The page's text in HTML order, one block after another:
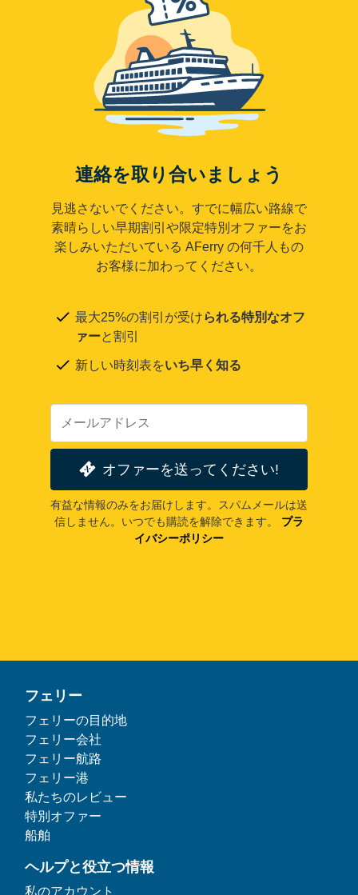
連絡を取り合いましょう
見逃さないでください。すでに幅広い路線で
素晴らしい早期割引や限定特別オファーをお
楽しみいただいている AFerry の何千人もの
お客様に加わってください。
最大25%の割引が受けられる特別なオフ
ァーと割引
新しい時刻表をいち早く知る
オファーを送ってください!
有益な情報のみをお届けします。スパムメールは送
信しません。いつでも購読を解除できます。
プラ
イバシーポリシー
フェリー
フェリーの目的地
フェリー会社
フェリー航路
フェリー港
私たちのレビュー
特別オファー
船舶
ヘルプと役立つ情報
私のアカウント